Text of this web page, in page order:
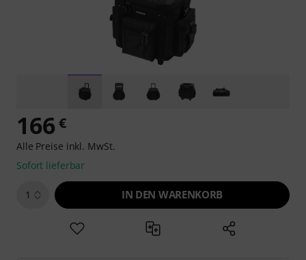
166 €
Alle Preise inkl. MwSt.
Sofort lieferbar
1 IN DEN WARENKORB